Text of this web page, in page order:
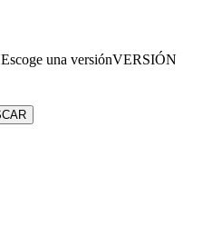
Escoge una versiónVERSIÓN